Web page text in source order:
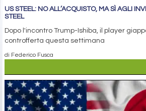
US STEEL: NO ALL’ACQUISTO, MA SÌ AGLI
STEEL
Dopo l'incontro Trump-Ishiba, il player
controfferta questa settimana
di Federico Fusca